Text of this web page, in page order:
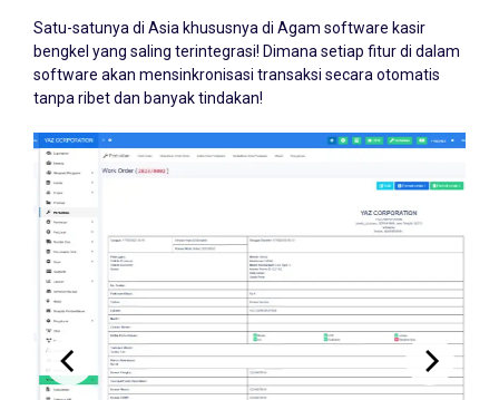
Satu-satunya di Asia khususnya di Agam software kasir
bengkel yang saling terintegrasi! Dimana setiap fitur di dalam
software akan mensinkronisasi transaksi secara otomatis
tanpa ribet dan banyak tindakan!